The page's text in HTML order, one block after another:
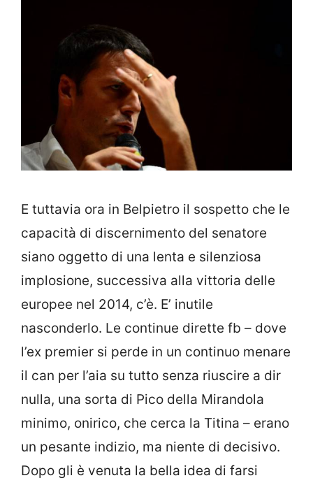
E tuttavia ora in Belpietro il sospetto che le
capacità di discernimento del senatore
siano oggetto di una lenta e silenziosa
implosione, successiva alla vittoria delle
europee nel 2014, c’è. E’ inutile
nasconderlo. Le continue dirette fb – dove
l’ex premier si perde in un continuo menare
il can per l’aia su tutto senza riuscire a dir
nulla, una sorta di Pico della Mirandola
minimo, onirico, che cerca la Titina – erano
un pesante indizio, ma niente di decisivo.
Dopo gli è venuta la bella idea di farsi